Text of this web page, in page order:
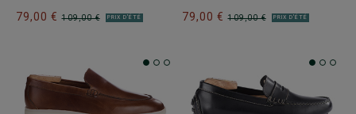
109,00 €
79,00 € PRIX D'ÉTÉ 109,00 €
79,00 € PRIX D'ÉTÉ